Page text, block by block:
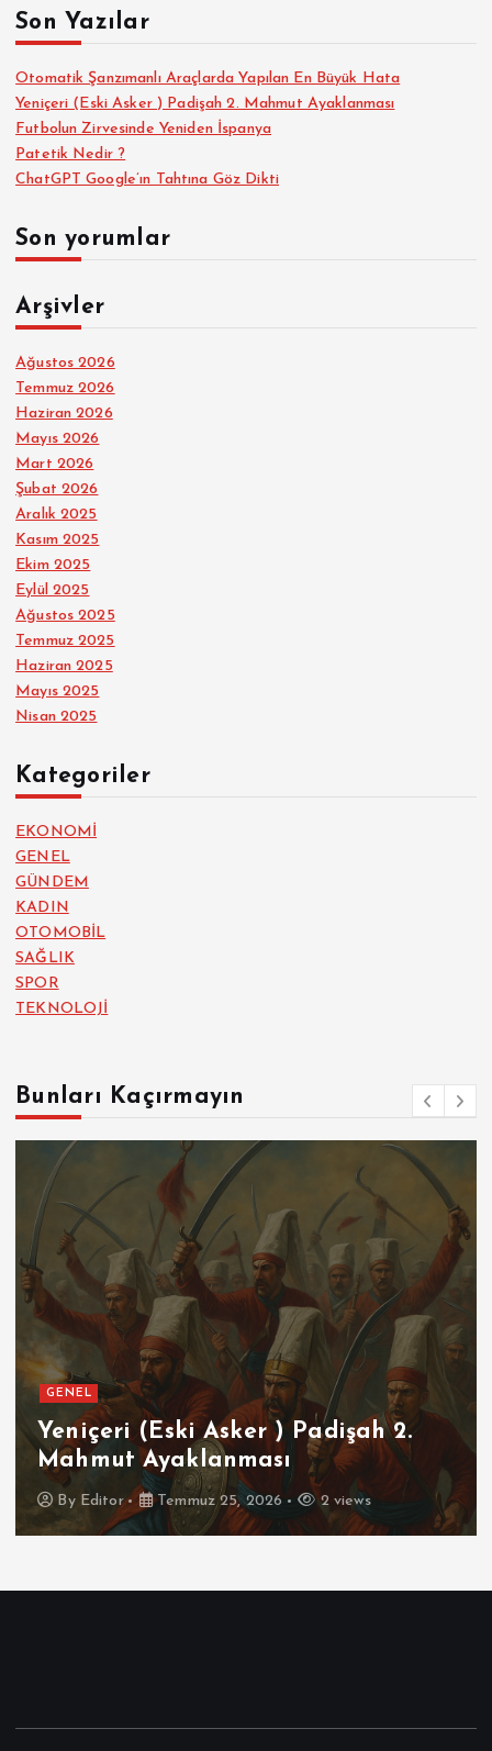
:Son Yazılar
Otomatik Şanzımanlı Araçlarda Yapılan En Büyük Hata
Yeniçeri (Eski Asker ) Padişah 2. Mahmut Ayaklanması
Futbolun Zirvesinde Yeniden İspanya
Patetik Nedir ?
ChatGPT Google’ın Tahtına Göz Dikti
Son yorumlar
Arşivler
Ağustos 2026
Temmuz 2026
Haziran 2026
Mayıs 2026
Mart 2026
Şubat 2026
Aralık 2025
Kasım 2025
Ekim 2025
Eylül 2025
Ağustos 2025
Temmuz 2025
Haziran 2025
Mayıs 2025
Nisan 2025
Kategoriler
EKONOMİ
GENEL
GÜNDEM
KADIN
OTOMOBİL
SAĞLIK
SPOR
TEKNOLOJİ
Bunları Kaçırmayın
GENEL
Yeniçeri (Eski Asker ) Padişah 2.
Mahmut Ayaklanması
By Editor Temmuz 25, 2026 2 views